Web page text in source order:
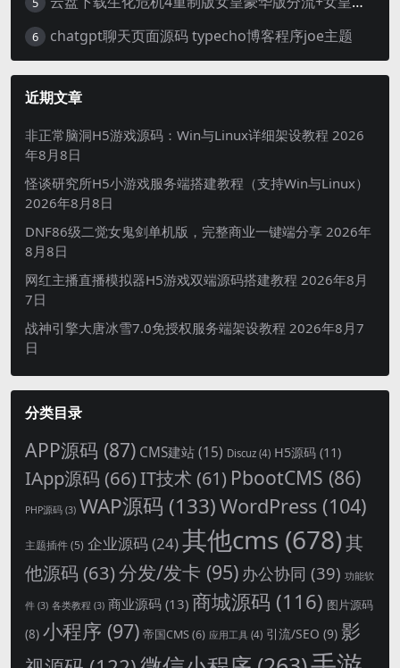
6 chatgpt聊天页面源码 typecho博客程序joe主题
近期文章
非正常脑洞H5游戏源码：Win与Linux详细架设教程 2026
年8月8日
怪谈研究所H5小游戏服务端搭建教程（支持Win与Linux）
2026年8月8日
DNF86级二觉女鬼剑单机版，完整商业一键端分享 2026年
8月8日
网红主播直播模拟器H5游戏双端源码搭建教程 2026年8月
7日
战神引擎大唐冰雪7.0免授权服务端架设教程 2026年8月7
日
分类目录
APP源码 (87) CMS建站 (15) Discuz (4) H5源码 (11)
IApp源码 (66)IT技术 (61) PbootCMS (86)
PHP源码 (3) WAP源码 (133)WordPress (104)
主题插件(5) 企业源码 (24)其他cms (678)其
他源码 (63)分发/发卡 (95) 办公协同 (39) 功能软
件 (3) 各类教程 (3) 商业源码 (13) 商城源码 (116) 图片源码
(8) 小程序 (97) 帝国CMS(6) 应用工具 (4) 引流/SEO (9) 影